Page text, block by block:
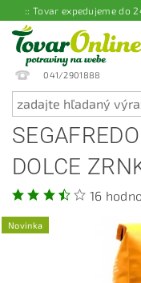
:: Tovar expedujeme do
041/2901888
DOLCE
16
Novinka